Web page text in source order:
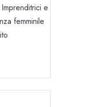
e
femminile